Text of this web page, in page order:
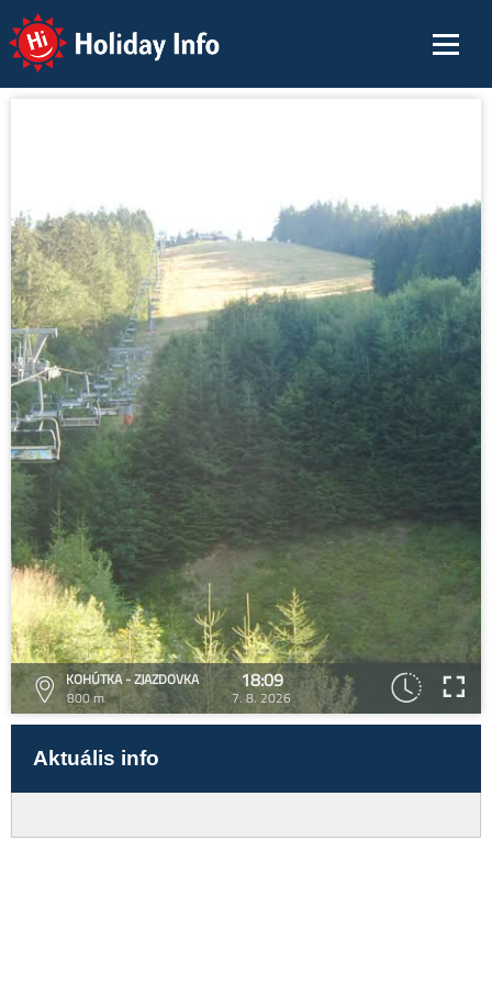
Holiday Info
KOHÚTKA - ZJAZDOVKA
800 m
18:09
7. 8. 2026
Aktuális info